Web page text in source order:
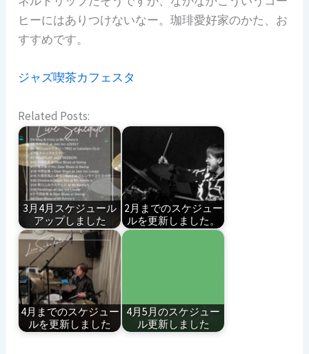
ヒーにはありつけないなー。珈琲愛好家のかた、お
すすめです。
ジャズ喫茶カフェスタ
Related Posts:
3月4月スケジュール
アップしました
2月までのスケジュー
ルを更新しました。
4月までのスケジュー
ルを更新しました
4月5月のスケジュー
ル更新しました